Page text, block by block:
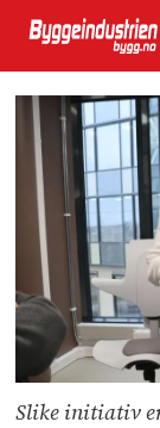
Slike initiativ